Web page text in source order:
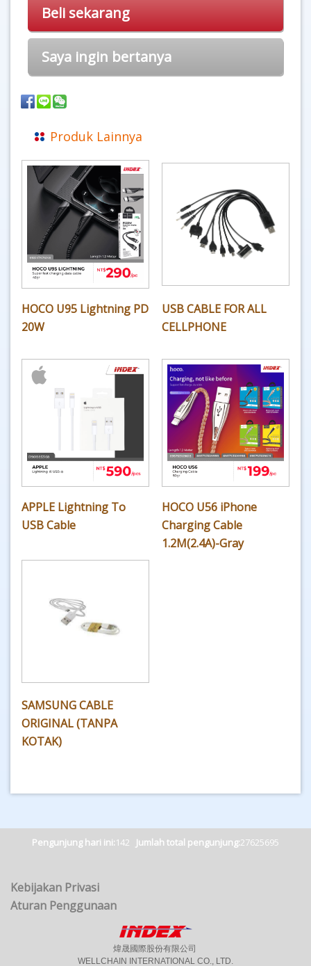
Beli sekarang
Saya ingin bertanya
Produk Lainnya
HOCO U95 Lightning PD
20W
USB CABLE FOR ALL
CELLPHONE
APPLE Lightning To
USB Cable
HOCO U56 iPhone
Charging Cable
1.2M(2.4A)-Gray
SAMSUNG CABLE
ORIGINAL (TANPA
KOTAK)
Pengunjung hari ini:142 Jumlah total pengunjung:27625695
Kebijakan Privasi
Aturan Penggunaan
煒晟國際股份有限公司
WELLCHAIN INTERNATIONAL CO., LTD.